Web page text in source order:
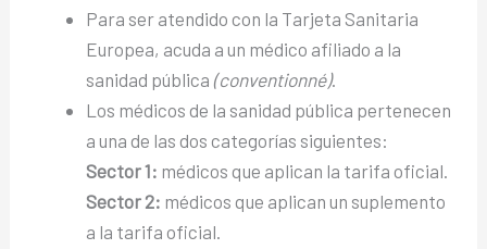
Para ser atendido con la Tarjeta Sanitaria
Europea, acuda a un médico afiliado a la
sanidad pública (conventionné).
Los médicos de la sanidad pública pertenecen
a una de las dos categorías siguientes:
Sector 1: médicos que aplican la tarifa oficial.
Sector 2: médicos que aplican un suplemento
a la tarifa oficial.